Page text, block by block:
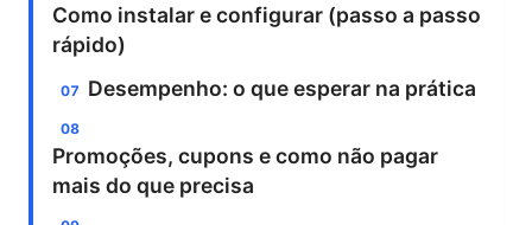
Como instalar e configurar (passo a passo
rápido)
Desempenho: o que esperar na prática
Promoções, cupons e como não pagar
mais do que precisa